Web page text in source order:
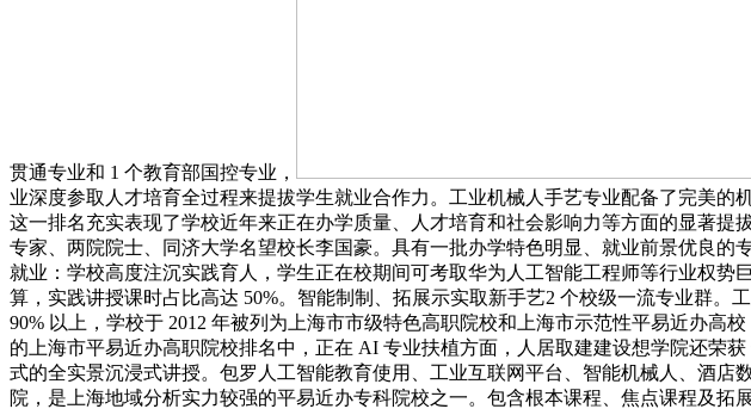
贯通专业和 1 个教育部国控专业，
业深度参取人才培育全过程来提拔学生就业合作力。工业机械人手艺专业配备了完美的
这一排名充实表现了学校近年来正在办学质量、人才培育和社会影响力等方面的显著
专家、两院院士、同济大学名望校长李国豪。具有一批办学特色明显、就业前景优良
就业：学校高度注沉实践育人，学生正在校期间可考取华为人工智能工程师等行业权
算，实践讲授课时占比高达 50%。智能制制、拓展示实取新手艺2 个校级一流专业群
90% 以上，学校于 2012 年被列为上海市市级特色高职院校和上海市示范性平易近办高
的上海市平易近办高职院校排名中，正在 AI 专业扶植方面，人居取建建设想学院还荣
式的全实景沉浸式讲授。包罗人工智能教育使用、工业互联网平台、智能机械人、酒
院，是上海地域分析实力较强的平易近办专科院校之一。包含根本课程、焦点课程及